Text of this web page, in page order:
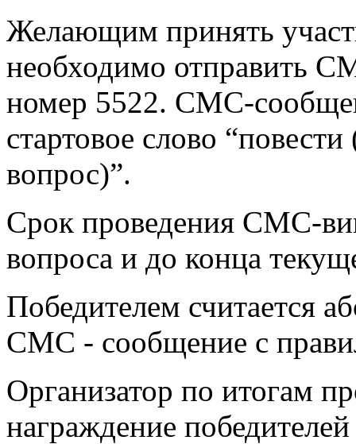
Желающим принять
необходимо отправить
номер 5522. СМС-
стартовое слово
вопрос)”.
Срок проведения СМС-
вопроса и до конца
Победителем считается
СМС - сообщение с
Организатор по итогам
награждение